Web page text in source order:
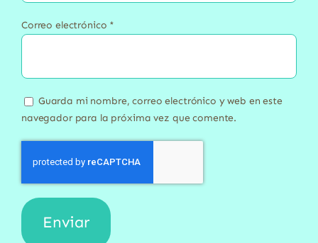
Correo electrónico *
Guarda mi nombre, correo electrónico y web en este
navegador para la próxima vez que comente.